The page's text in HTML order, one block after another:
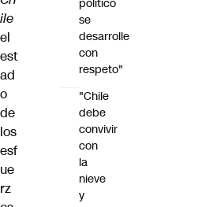
ile
el
est
ad
o
de
los
esf
ue
rz
político
se
desarrolle
con
respeto"
"Chile
debe
convivir
con
la
nieve
y